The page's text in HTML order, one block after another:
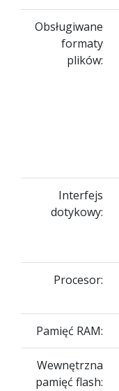
Obsługiwane
formaty
plików:
Interfejs
dotykowy:
Procesor:
Pamięć RAM:
Wewnętrzna
pamięć flash: